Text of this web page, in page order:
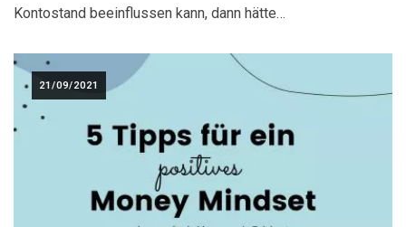
Kontostand beeinflussen kann, dann hätte…
21/09/2021